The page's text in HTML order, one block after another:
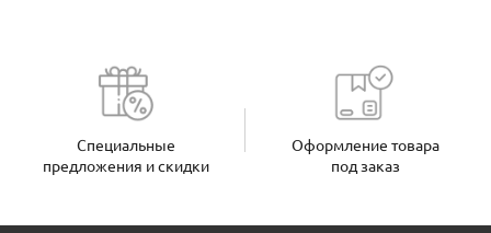
Специальные
предложения и скидки
Оформление товара
под заказ